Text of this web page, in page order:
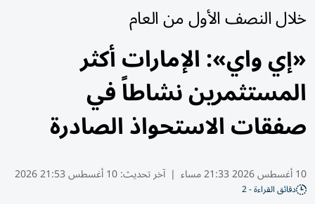
خلال النصف الأول من العام
«إي واي»: الإمارات أكثر
المستثمرين نشاطاً في
صفقات الاستحواذ الصادرة
10 أغسطس 2026 21:33 مساء | آخر تحديث:10 أغسطس 21:53 2026
دقائق القراءة - 2